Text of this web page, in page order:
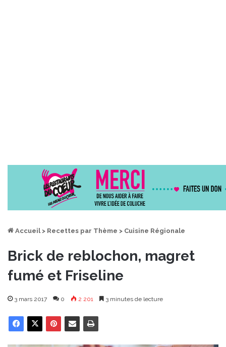
Accueil > Recettes par Thème > Cuisine Régionale
Brick de reblochon, magret
fumé et Friseline
3 mars 2017 0 2 201 3 minutes de lecture